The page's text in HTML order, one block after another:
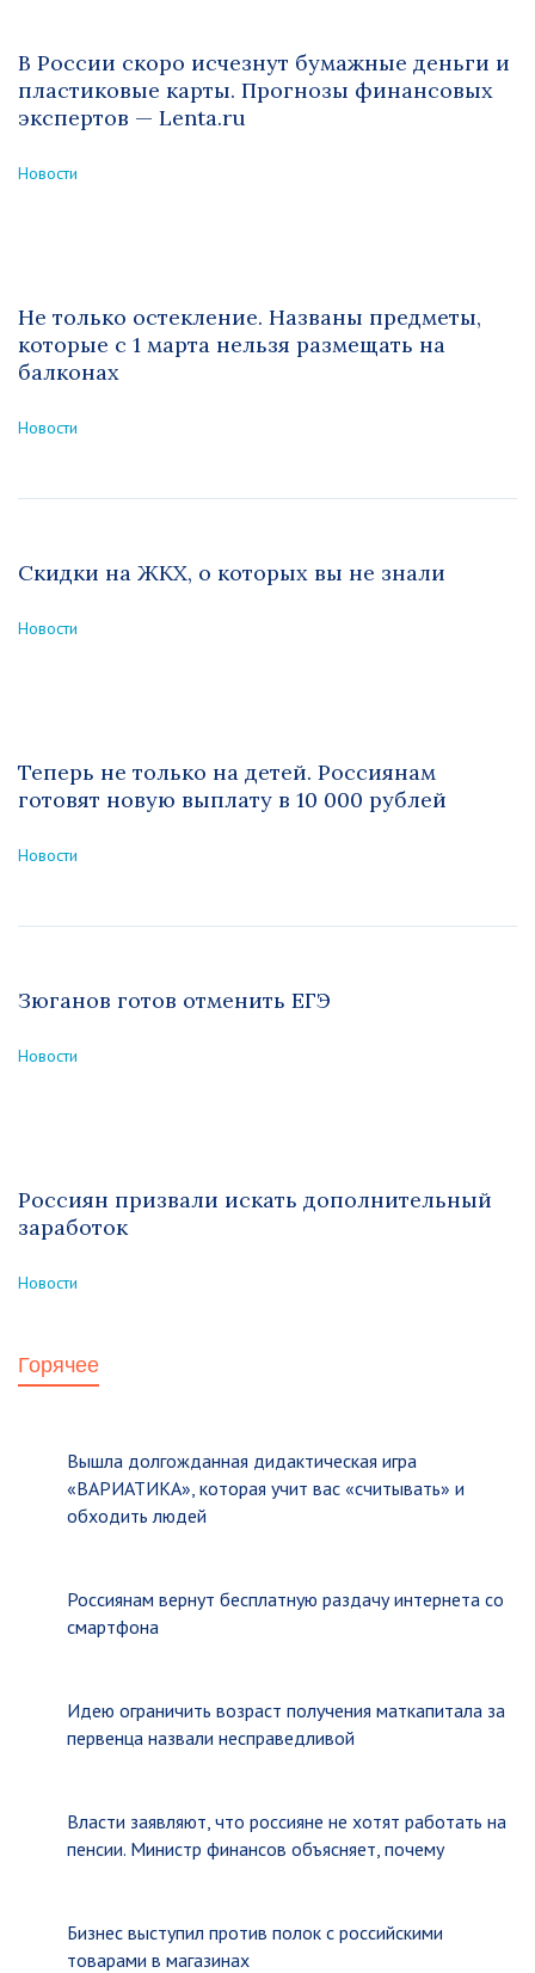
В России скоро исчезнут бумажные деньги и
пластиковые карты. Прогнозы финансовых
экспертов — Lenta.ru
Новости
Не только остекление. Названы предметы,
которые с 1 марта нельзя размещать на
балконах
Новости
Скидки на ЖКХ, о которых вы не знали
Новости
Теперь не только на детей. Россиянам
готовят новую выплату в 10 000 рублей
Новости
Зюганов готов отменить ЕГЭ
Новости
Россиян призвали искать дополнительный
заработок
Новости
Горячее
Вышла долгожданная дидактическая игра
«ВАРИАТИКА», которая учит вас «считывать» и
обходить людей
Россиянам вернут бесплатную раздачу интернета со
смартфона
Идею ограничить возраст получения маткапитала за
первенца назвали несправедливой
Власти заявляют, что россияне не хотят работать на
пенсии. Министр финансов объясняет, почему
Бизнес выступил против полок с российскими
товарами в магазинах